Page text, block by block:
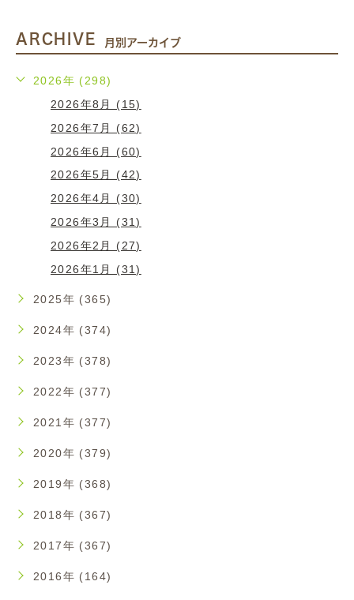
ARCHIVE 月別アーカイブ
2026年 (298)
2026年8月 (15)
2026年7月 (62)
2026年6月 (60)
2026年5月 (42)
2026年4月 (30)
2026年3月 (31)
2026年2月 (27)
2026年1月 (31)
2025年 (365)
2024年 (374)
2023年 (378)
2022年 (377)
2021年 (377)
2020年 (379)
2019年 (368)
2018年 (367)
2017年 (367)
2016年 (164)